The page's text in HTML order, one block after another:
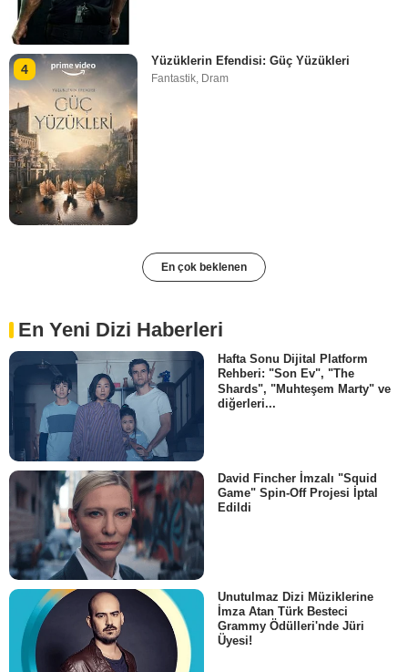
4
Yüzüklerin Efendisi: Güç Yüzükleri
Fantastik, Dram
En çok beklenen
En Yeni Dizi Haberleri
Hafta Sonu Dijital Platform
Rehberi: "Son Ev", "The
Shards", "Muhteşem Marty" ve
diğerleri...
David Fincher İmzalı "Squid
Game" Spin-Off Projesi İptal
Edildi
Unutulmaz Dizi Müziklerine
İmza Atan Türk Besteci
Grammy Ödülleri'nde Jüri
Üyesi!